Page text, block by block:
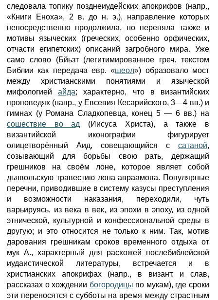
следовала топику позднеиудейских апокрифов (напр.,
«Книги Еноха», 2 в. до н. э.), направление которых
непосредственно продолжила, но переняла также и
мотивы языческих (греческих, особенно орфических,
отчасти египетских) описаний загробного мира. Уже
само слово (Бйьзт (легитимированное греч. текстом
Библии как передача евр. «шеол») образовало мост
между христианскими понятиями и языческой
мифологиейайда; характерно, что в византийских
проповедях (напр., у Евсевия Кесарийского, 3—4 вв.) и
гимнах (у Романа Сладкопевца, конец 5 — 6 вв.) на
сошествие во ад (Иисуса Христа), а также в
византийской иконографии фигурирует
олицетворённый Аид, совещающийся с сатаной,
созывающий для борьбы свою рать, держащий
грешников на своём лоне, которое являет собой
дьявольскую травестию лона авраамова. Популярные
перечни, приводившие в систему казусы преступления
и возможности наказания, переходили, чуть
варьируясь, из века в век, из эпохи в эпоху, из одной
этнической, культурной и конфессиональной среды в
другую; и это относится не только к ним. Так, мотив
дарования грешникам сроков временного отдыха от
мук А., характерный для расхожей послебиблейской
иудаистической литературы, встречается и в
христианских апокрифах (напр., в визант. и слав,
рассказах о хождении богородицы по мукам), где сроки
эти переносятся с субботы на время между страстным